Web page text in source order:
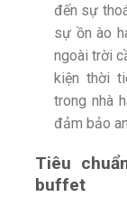
đến sự
sự ồn ào
ngoài trời
kiện thời
trong nhà
đảm bảo
Tiêu
buffet